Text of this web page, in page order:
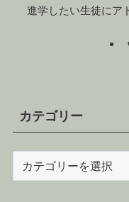
進学したい生徒にア
カテゴリー